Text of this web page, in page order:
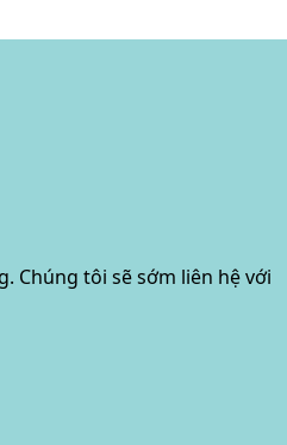
Chúng tôi sẽ sớm liên hệ với